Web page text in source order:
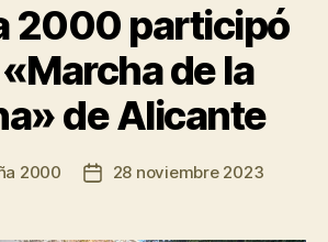
2000 participó
de la
de Alicante
2000 28 noviembre 2023